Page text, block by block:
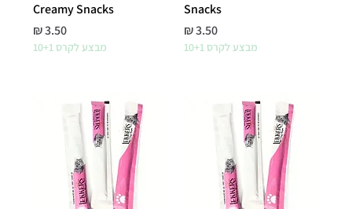
Snacks
מחיר
מבצע לקרס 10+1
Creamy Snacks
מחיר
מבצע לקרס 10+1